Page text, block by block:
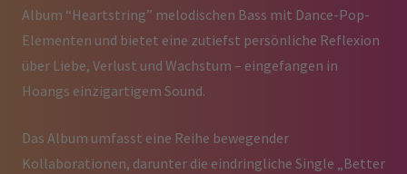
Album “Heartstring” melodischen Bass mit Dance-Pop-
Elementen und bietet eine zutiefst persönliche Reflexion
über Liebe, Verlust und Wachstum – eingefangen in
Hoangs einzigartigem Sound.
Das Album umfasst eine Reihe bewegender
Kollaborationen, darunter die eindringliche Single „Better